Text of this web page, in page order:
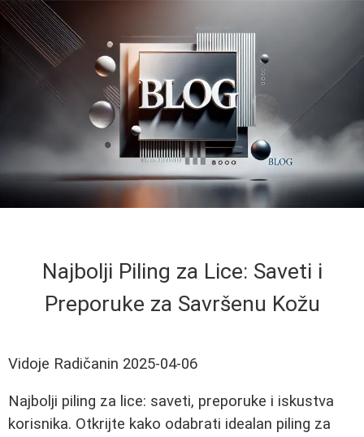
Najbolji Piling za Lice: Saveti i
Preporuke za Savršenu Kožu
Vidoje Radičanin 2025-04-06
Najbolji piling za lice: saveti, preporuke i iskustva
korisnika. Otkrijte kako odabrati idealan piling za